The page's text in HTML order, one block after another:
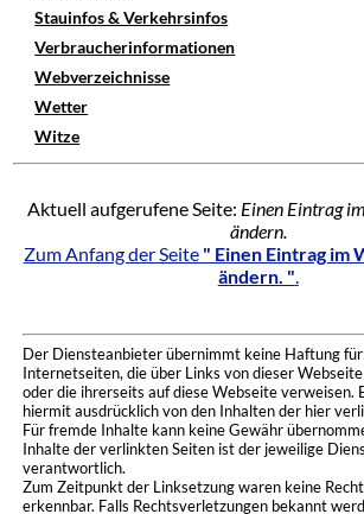
Stauinfos & Verkehrsinfos
Verbraucherinformationen
Webverzeichnisse
Wetter
Witze
Aktuell aufgerufene Seite: Einen Eintrag
ändern.
Zum Anfang der Seite " Einen Eintrag im
ändern. ".
Der Diensteanbieter übernimmt keine Haftung
Internetseiten, die über Links von dieser
oder die ihrerseits auf diese Webseite verweisen.
hiermit ausdrücklich von den Inhalten der hier
Für fremde Inhalte kann keine Gewähr
Inhalte der verlinkten Seiten ist der jeweilige
verantwortlich.
Zum Zeitpunkt der Linksetzung waren keine
erkennbar. Falls Rechtsverletzungen bekannt